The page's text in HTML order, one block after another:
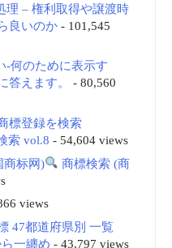
理 – 権利取得や譲渡時
良いのか- 101,545
何のために表示す
答えます。
- 80,560
標登録を検索
索 vol.8 - 54,604 views
商标网)
商標検索 (商
views
47都道府県別 一覧
一纏め - 43,797 views